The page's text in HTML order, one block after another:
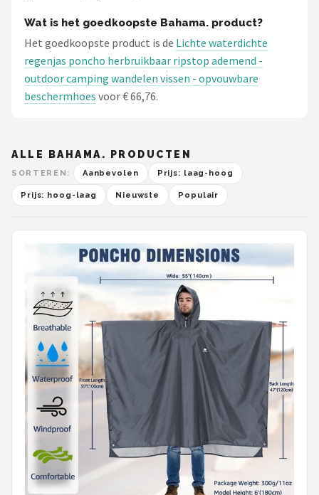
Wat is het goedkoopste Bahama. product?
Het goedkoopste product is de Lichte waterdichte
regenjas poncho herbruikbaar ripstop ademend -
outdoor camping wandelen vissen - opvouwbare
beschermhoes voor € 66,76.
ALLE BAHAMA. PRODUCTEN
SORTEREN: Aanbevolen Prijs: laag-hoog
Prijs: hoog-laag Nieuwste Populair